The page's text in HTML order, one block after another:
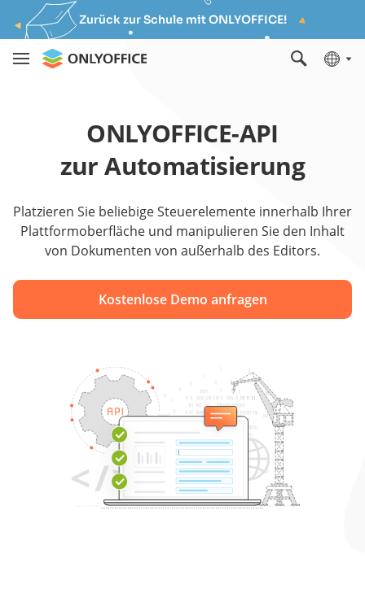
Zurück zur Schule mit ONLYOFFICE!
ONLYOFFICE-API
zur Automatisierung
Platzieren Sie beliebige Steuerelemente innerhalb Ihrer
Plattformoberfläche und manipulieren Sie den Inhalt
von Dokumenten von außerhalb des Editors.
Kostenlose Demo anfragen